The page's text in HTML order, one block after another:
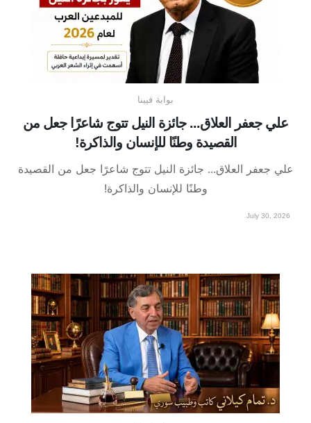
بوابة فيينا
علي جعفر العلاق... جائزة النيل تتوج شاعرًا جعل من
القصيدة وطنًا للإنسان والذاكرة!
علي جعفر العلاق... جائزة النيل تتوج شاعرًا جعل من القصيدة
وطنًا للإنسان والذاكرة!
July 30, 2026